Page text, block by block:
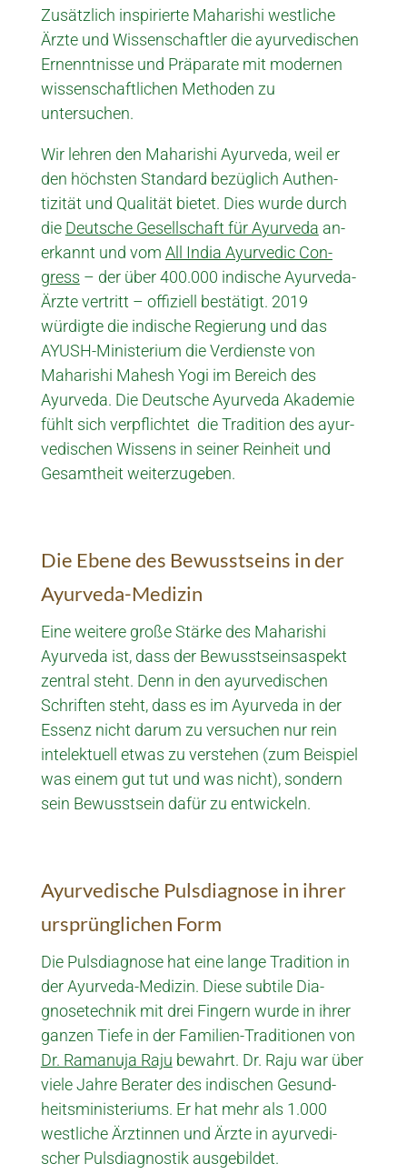
Zusätzlich inspirierte Maharishi westliche
Ärzte und Wissen­schaftler die ayur­vedis­chen
Ernen­ntnis­se und Präpa­rate mit modernen
wissen­schaftli­chen Methoden zu
untersuchen.
Wir lehren den Maharishi Ayurveda, weil er
den höchsten Standard bezüglich Authen­
tizität und Qualität bietet. Dies wurde durch
die Deutsche Gesellschaft für Ayurveda an­
erkannt und vom All India Ayurvedic Con­
gress – der über 400.000 indische Ayurveda-
Ärzte vertritt – offiziell bestätigt. 2019
würdigte die indische Regierung und das
AYUSH-Ministerium die Verdienste von
Maharishi Mahesh Yogi im Bereich des
Ayurveda. Die Deutsche Ayurveda Akademie
fühlt sich verpflichtet die Tradition des ayur­
vedi­schen Wissens in seiner Reinheit und
Gesamt­heit weiter­zugeben.
Die Ebene des Bewusstseins in der
Ayurveda-Medizin
Eine weitere große Stärke des Maharishi
Ayurveda ist, dass der Bewus­st­­­seins­­­aspekt
zentral steht. Denn in den ayur­­vedis­chen
Schriften steht, dass es im Ayurveda in der
Essenz nicht darum zu ver­suchen nur rein
intelek­tuell etwas zu ver­stehen (zum Beispiel
was einem gut tut und was nicht), sondern
sein Bewusst­­sein dafür zu entwickeln.
Ayurvedische Pulsdiagnose in ihrer
ursprünglichen Form
Die Pulsdiagnose hat eine lange Tradition in
der Ayurveda-Medizin. Diese subtile Dia­
gnose­technik mit drei Fingern wurde in ihrer
ganzen Tiefe in der Familien-Traditionen von
Dr. Ramanuja Raju bewahrt. Dr. Raju war über
viele Jahre Berater des indischen Ge­sund­­
heits­­­ministeriums. Er hat mehr als 1.000
westliche Ärztinnen und Ärzte in ayur­vedi­
scher Pulsdiagnostik ausgebildet.